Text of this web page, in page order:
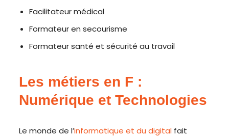
Facilitateur médical
Formateur en secourisme
Formateur santé et sécurité au travail
Les métiers en F :
Numérique et Technologies
Le monde de l’informatique et du digital fait